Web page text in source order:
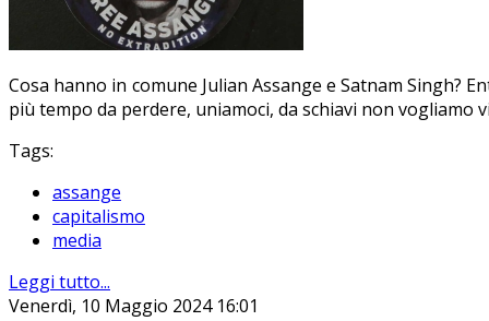
Cosa hanno in comune Julian Assange e Satnam Singh?
più tempo da perdere, uniamoci, da schiavi non vogliamo
Tags:
assange
capitalismo
media
Leggi tutto...
Venerdì, 10 Maggio 2024 16:01